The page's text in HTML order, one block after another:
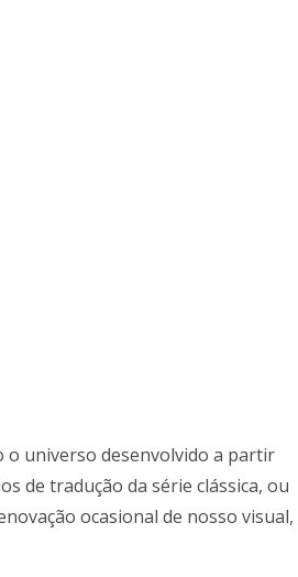
o universo desenvolvido a partir
de tradução da série clássica, ou
ocasional de nosso visual,